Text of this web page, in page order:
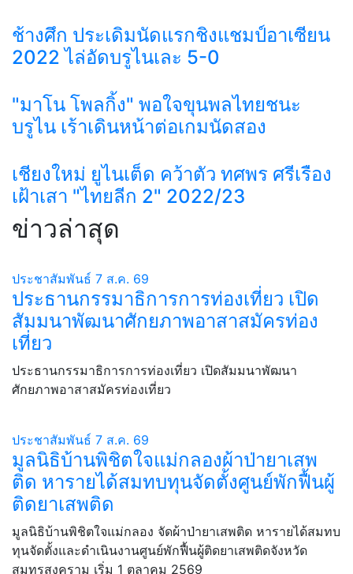
ช้างศึก ประเดิมนัดแรกชิงแชมป์อาเซียน
2022 ไล่อัดบรูไนเละ 5-0
"มาโน โพลกิ้ง" พอใจขุนพลไทยชนะ
บรูไน เร้าเดินหน้าต่อเกมนัดสอง
เชียงใหม่ ยูไนเต็ด คว้าตัว ทศพร ศรีเรือง
เฝ้าเสา "ไทยลีก 2" 2022/23
ข่าวล่าสุด
ประชาสัมพันธ์ 7 ส.ค. 69
ประธานกรรมาธิการการท่องเที่ยว เปิด
สัมมนาพัฒนาศักยภาพอาสาสมัครท่อง
เที่ยว
ประธานกรรมาธิการการท่องเที่ยว เปิดสัมมนาพัฒนา
ศักยภาพอาสาสมัครท่องเที่ยว
ประชาสัมพันธ์ 7 ส.ค. 69
มูลนิธิบ้านพิชิตใจแม่กลองผ้าป่ายาเสพ
ติด หารายได้สมทบทุนจัดตั้งศูนย์พักฟื้นผู้
ติดยาเสพติด
มูลนิธิบ้านพิชิตใจแม่กลอง จัดผ้าป่ายาเสพติด หารายได้สมทบ
ทุนจัดตั้งและดำเนินงานศูนย์พักฟื้นผู้ติดยาเสพติดจังหวัด
สมุทรสงคราม เริ่ม 1 ตุลาคม 2569